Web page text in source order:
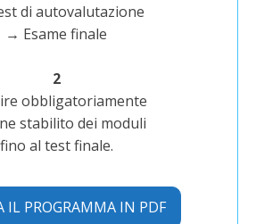
di autovalutazione
→ Esame finale
2
obbligatoriamente
stabilito dei moduli
fino al test finale.
IL PROGRAMMA IN PDF